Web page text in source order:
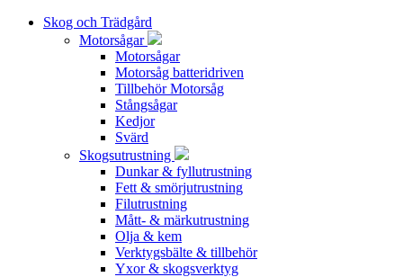
Skog och Trädgård
Motorsågar
Motorsågar
Motorsåg batteridriven
Tillbehör Motorsåg
Stångsågar
Kedjor
Svärd
Skogsutrustning
Dunkar & fyllutrustning
Fett & smörjutrustning
Filutrustning
Mått- & märkutrustning
Olja & kem
Verktygsbälte & tillbehör
Yxor & skogsverktyg